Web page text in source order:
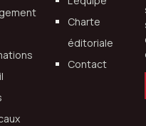
Charte
éditoriale
Contact